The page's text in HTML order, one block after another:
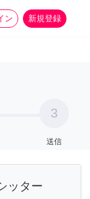
ン 新規登録
more_horiz
3
送信
ッター